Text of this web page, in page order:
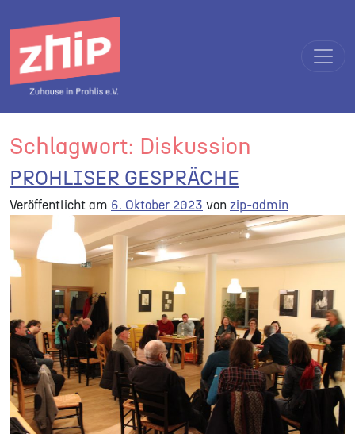
Hauptnavigation
Schlagwort: Diskussion
PROHLISER GESPRÄCHE
Veröffentlicht am 6. Oktober 2023 von zip-admin